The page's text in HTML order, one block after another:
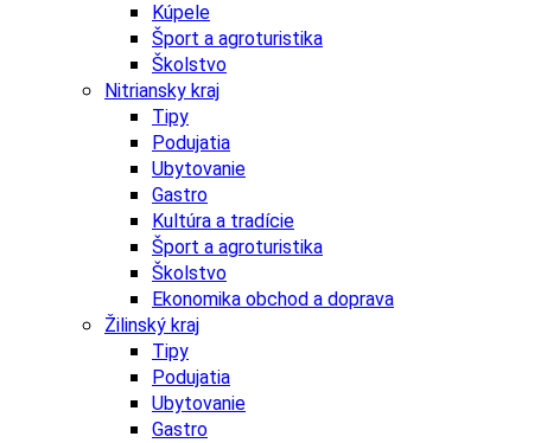
Kúpele
Šport a agroturistika
Školstvo
Nitriansky kraj
Tipy
Podujatia
Ubytovanie
Gastro
Kultúra a tradície
Šport a agroturistika
Školstvo
Ekonomika obchod a doprava
Žilinský kraj
Tipy
Podujatia
Ubytovanie
Gastro